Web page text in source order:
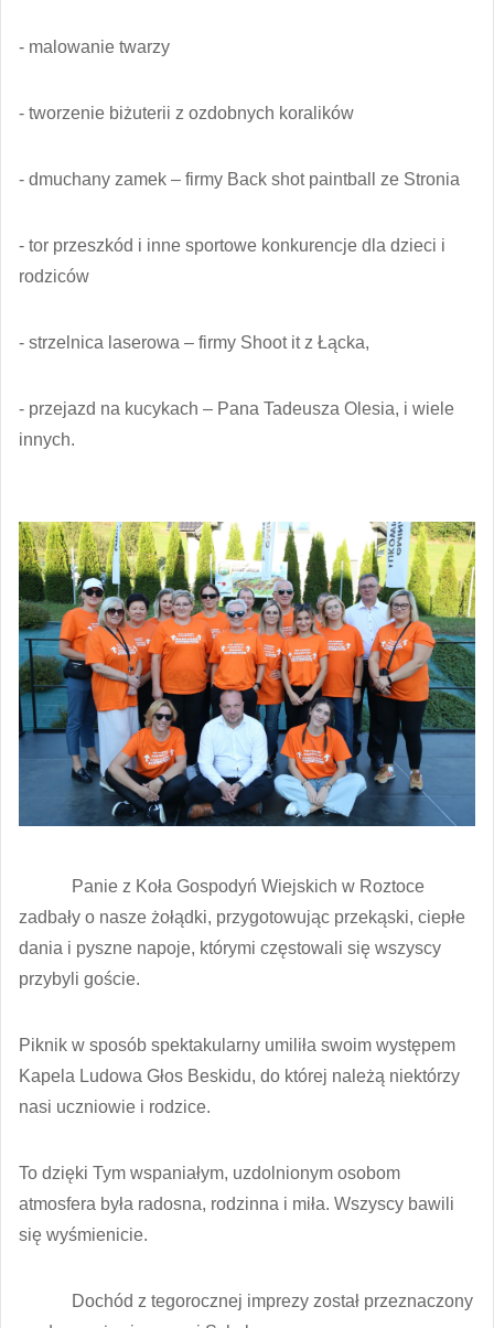
- malowanie twarzy
- tworzenie biżuterii z ozdobnych koralików
- dmuchany zamek – firmy Back shot paintball ze Stronia
- tor przeszkód i inne sportowe konkurencje dla dzieci i
rodziców
- strzelnica laserowa – firmy Shoot it z Łącka,
- przejazd na kucykach – Pana Tadeusza Olesia, i wiele
innych.
Panie z Koła Gospodyń Wiejskich w Roztoce
zadbały o nasze żołądki, przygotowując przekąski, ciepłe
dania i pyszne napoje, którymi częstowali się wszyscy
przybyli goście.
Piknik w sposób spektakularny umiliła swoim występem
Kapela Ludowa Głos Beskidu, do której należą niektórzy
nasi uczniowie i rodzice.
To dzięki Tym wspaniałym, uzdolnionym osobom
atmosfera była radosna, rodzinna i miła. Wszyscy bawili
się wyśmienicie.
Dochód z tegorocznej imprezy został przeznaczony